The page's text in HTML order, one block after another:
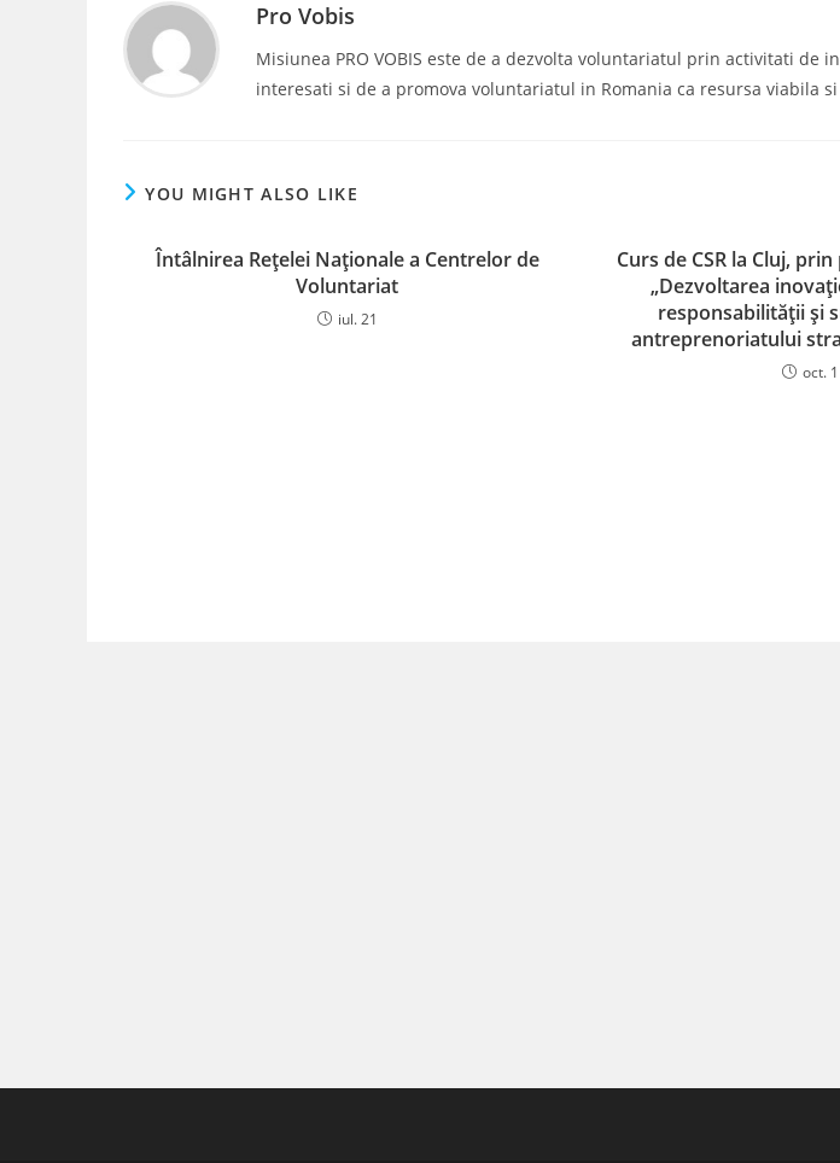
Pro Vobis
Misiunea PRO VOBIS este de a dezvolta voluntariatul prin activitati
interesati si de a promova voluntariatul in Romania ca resursa viabila
YOU MIGHT ALSO LIKE
Întâlnirea Rețelei Naționale a Centrelor de
Voluntariat
iul. 21
Curs de CSR la Cluj,
„Dezvoltarea
responsabilității și
antreprenoriatului
oct. 1